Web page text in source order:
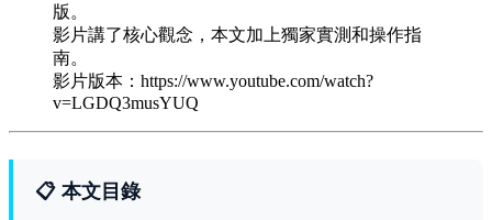
版。
影片講了核心觀念，本文加上獨家實測和操作指
南。
影片版本：https://www.youtube.com/watch?
v=LGDQ3musYUQ
📋 本文目錄